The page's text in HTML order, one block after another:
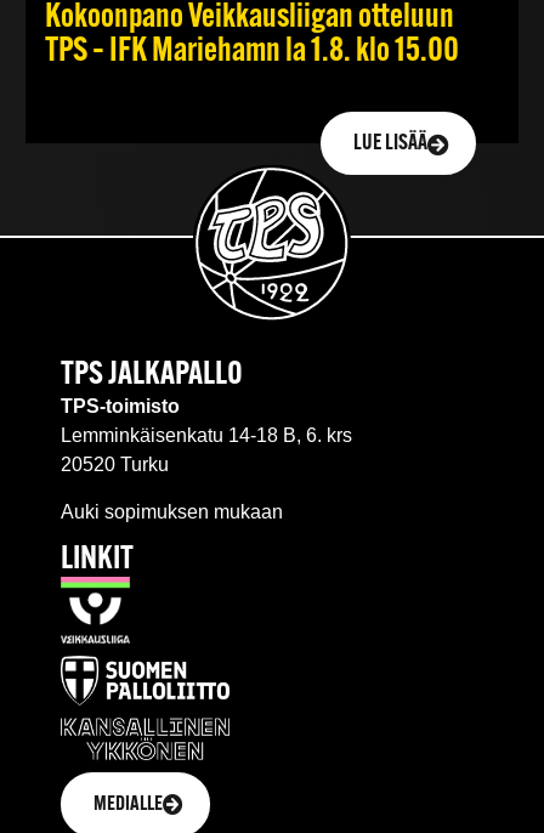
Kokoonpano Veikkausliigan otteluun
TPS – IFK Mariehamn la 1.8. klo 15.00
LUE LISÄÄ
TPS JALKAPALLO
TPS-toimisto
Lemminkäisenkatu 14-18 B, 6. krs
20520 Turku
Auki sopimuksen mukaan
LINKIT
MEDIALLE